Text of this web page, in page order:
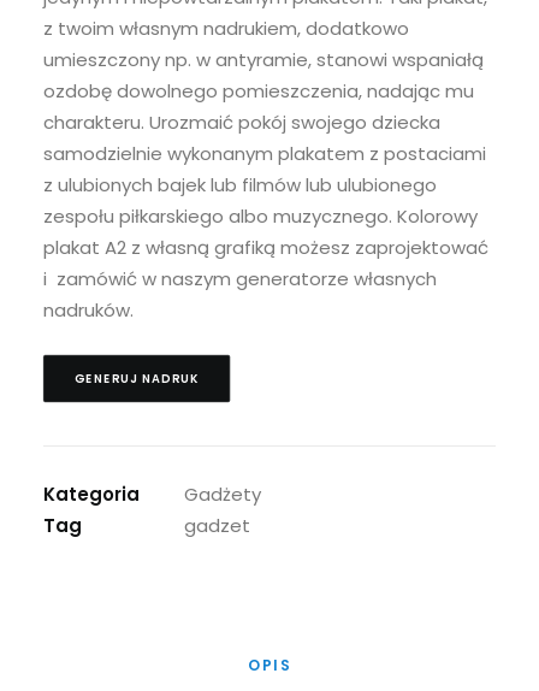
z twoim własnym nadrukiem, dodatkowo
umieszczony np. w antyramie, stanowi wspaniałą
ozdobę dowolnego pomieszczenia, nadając mu
charakteru. Urozmaić pokój swojego dziecka
samodzielnie wykonanym plakatem z postaciami
z ulubionych bajek lub filmów lub ulubionego
zespołu piłkarskiego albo muzycznego. Kolorowy
plakat A2 z własną grafiką możesz zaprojektować
i zamówić w naszym generatorze własnych
nadruków.
GENERUJ NADRUK
Kategoria
Gadżety
Tag
gadzet
OPIS